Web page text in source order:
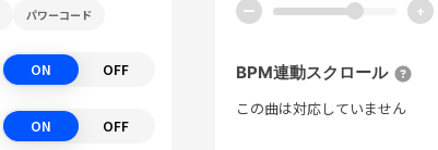
パワーコード
ON OFF
ON OFF
ー +
BPM連動スクロール
この曲は対応していません